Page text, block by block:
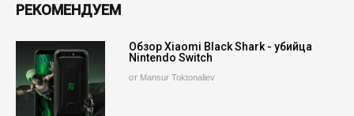
РЕКОМЕНДУЕМ
Обзор Xiaomi Black Shark - убийца
Nintendo Switch
от Mansur Toktonaliev